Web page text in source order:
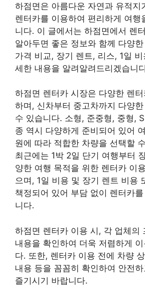
하점면은 아름다운 자연과 유적지
렌터카를 이용하여 편리하게 여행
니다. 이 글에서는 하점면에서 렌
알아두면 좋은 정보와 함께 다양
가격 비교, 장기 렌트, 리스, 1일
세한 내용을 알려알려드리겠습니
하점면 렌터카 시장은 다양한 렌
하며, 신차부터 중고차까지 다양
수 있습니다. 소형, 준중형, 중형,
종 역시 다양하게 준비되어 있어
원에 따라 적합한 차량을 선택할
최근에는 1박 2일 단기 여행부터
양한 여행 목적을 위한 렌터카 이
으며, 1일 비용 및 장기 렌트 비용
책정되어 있어 부담 없이 렌터카
니다.
하점면 렌터카 이용 시, 각 업체의
내용을 확인하여 더욱 저렴하게
다. 또한, 렌터카 이용 전에 차량
내용 등을 꼼꼼히 확인하여 안전
즐기시기 바랍니다.